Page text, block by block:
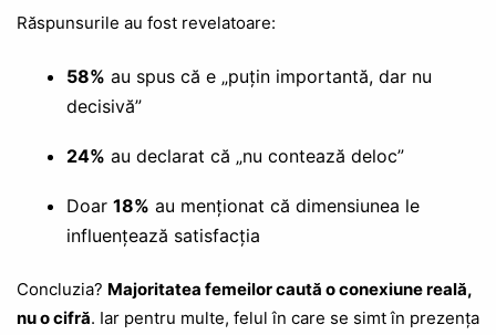
Răspunsurile au fost revelatoare:
58% au spus că e „puțin importantă, dar nu
decisivă”
24% au declarat că „nu contează deloc”
Doar 18% au menționat că dimensiunea le
influențează satisfacția
Concluzia? Majoritatea femeilor caută o conexiune reală,
nu o cifră. Iar pentru multe, felul în care se simt în prezența